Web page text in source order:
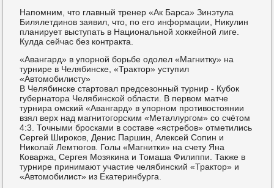
Напомним, что главный тренер «Ак Барса» Зинэтула
Билялетдинов заявил, что, по его информации, Никулин
планирует выступать в Национальной хоккейной лиге.
Кулда сейчас без контракта.
«Авангард» в упорной борьбе одолел «Магнитку» на
турнире в Челябинске, «Трактор» уступил
«Автомобилисту»
В Челябинске стартовал предсезонный турнир - Кубок
губернатора Челябинской области. В первом матче
турнира омский «Авангард» в упорном противостоянии
взял верх над магнитогорским «Металлургом» со счётом
4:3. Точными бросками в составе «ястребов» отметились
Сергей Широков, Денис Паршин, Алексей Сопин и
Николай Лемтюгов. Голы «Магнитки» на счету Яна
Коваржа, Сергея Мозякина и Томаша Филиппи. Также в
турнире принимают участие челябинский «Трактор» и
«Автомобилист» из Екатеринбурга.